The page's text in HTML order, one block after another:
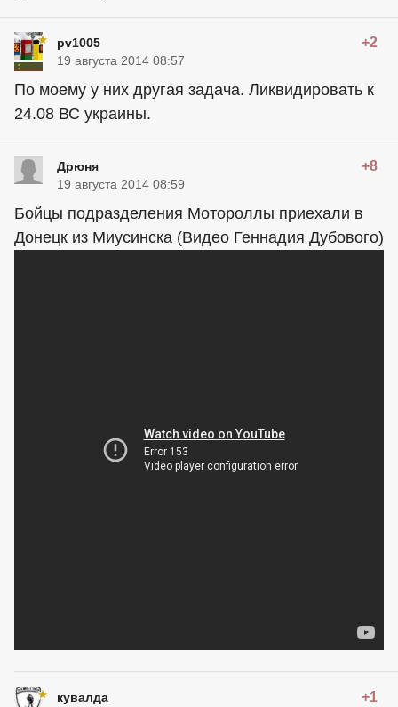
pv1005 +2
19 августа 2014 08:57
По моему у них другая задача. Ликвидировать к
24.08 ВС украины.
Дрюня +8
19 августа 2014 08:59
Бойцы подразделения Мотороллы приехали в
Донецк из Миусинска (Видео Геннадия Дубового)
кувалда +1